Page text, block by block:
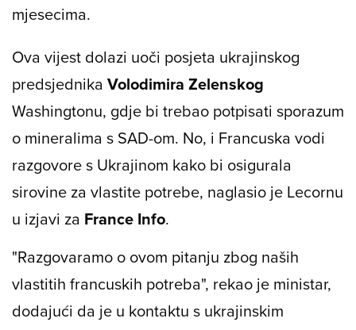
mjesecima.
Ova vijest dolazi uoči posjeta ukrajinskog
predsjednika Volodimira Zelenskog
Washingtonu, gdje bi trebao potpisati sporazum
o mineralima s SAD-om. No, i Francuska vodi
razgovore s Ukrajinom kako bi osigurala
sirovine za vlastite potrebe, naglasio je Lecornu
u izjavi za France Info.
"Razgovaramo o ovom pitanju zbog naših
vlastitih francuskih potreba", rekao je ministar,
dodajući da je u kontaktu s ukrajinskim